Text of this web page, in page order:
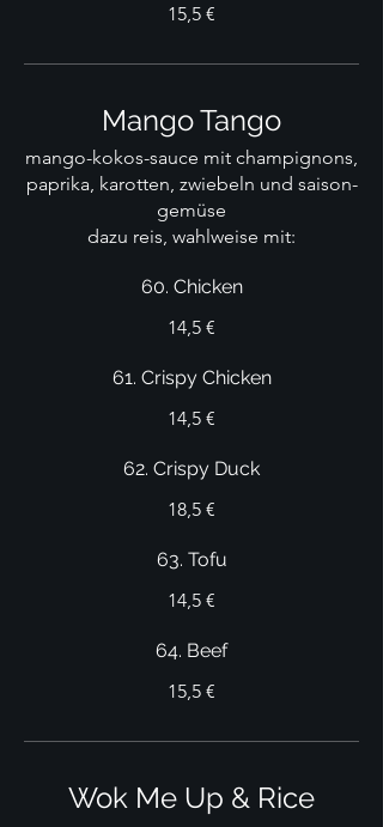
15,5 €
Mango Tango
mango-kokos-sauce mit champignons,
paprika, karotten, zwiebeln und saison-
gemüse
dazu reis, wahlweise mit:
60. Chicken
14,5 €
61. Crispy Chicken
14,5 €
62. Crispy Duck
18,5 €
63. Tofu
14,5 €
64. Beef
15,5 €
Wok Me Up & Rice